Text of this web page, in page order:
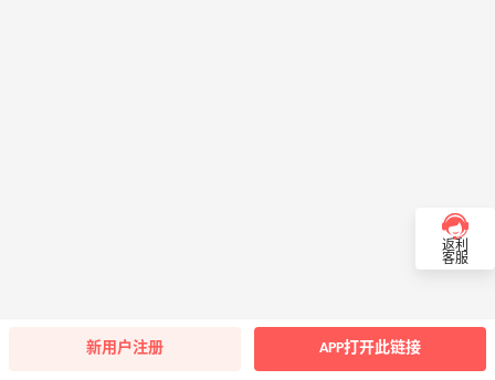
返利
客服
新用户注册 APP打开此链接